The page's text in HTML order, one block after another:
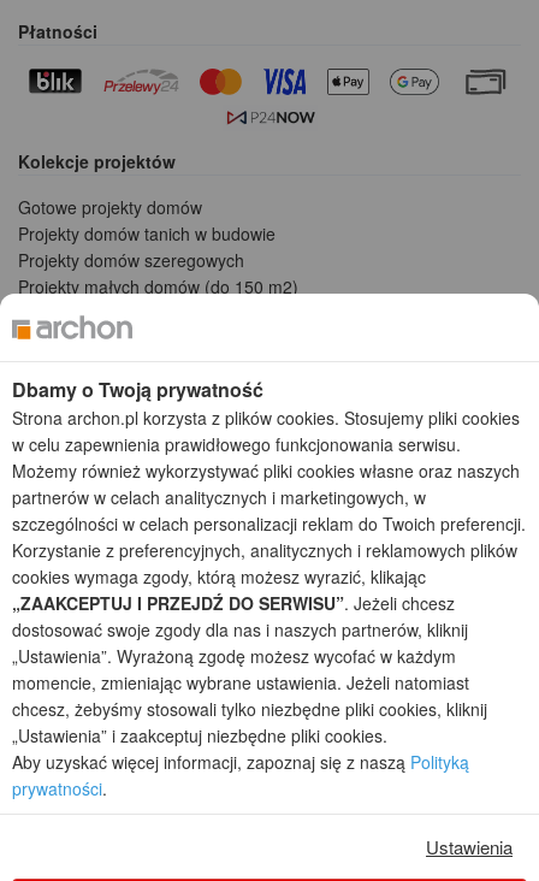
Płatności
Kolekcje projektów
Gotowe projekty domów
Projekty domów tanich w budowie
Projekty domów szeregowych
Projekty małych domów (do 150 m2)
Projekty domów wielorodzinnych
Projekty domów bliźniaczych
Projekty domów nowoczesnych
Projekty domów parterowych
2026 © ARCHON+ Biuro Projektów - Tradycyjne i nowoczesne gotowe
projekty domów - autorska pracownia architektoniczna założona w 1990r.
przez arch. Barbarę Mendel
Z uwagi na ciągłe doskonalenie procesu powstawania projektów (zgodnie z
normą ISO 9001), prezentowane na stronie projekty domów mogą
nieznacznie różnić się od dokumentacji technicznej.
Informujemy, iż w celu optymalizacji treści dostępnych w naszym sklepie,
dostosowania ich do Państwa indywidualnych potrzeb korzystamy z
informacji zapisanych za pomocą plików cookies na urządzeniach
końcowych użytkowników. Pliki cookies użytkownik może kontrolować za
pomocą ustawień swojej przeglądarki internetowej. Dalsze korzystanie z
naszego serwisu internetowego, bez zmiany ustawień przeglądarki
internetowej oznacza, iż użytkownik akceptuje stosowanie plików cookies.
Więcej informacji zawartych jest w polityce prywatności.
Polityka prywatności
Reklamacje
Jak zmienić ustawienia cookies
Dbamy o Twoją prywatność
Strona archon.pl korzysta z plików cookies. Stosujemy pliki cookies
w celu zapewnienia prawidłowego funkcjonowania serwisu.
Możemy również wykorzystywać pliki cookies własne oraz naszych
partnerów w celach analitycznych i marketingowych, w
szczególności w celach personalizacji reklam do Twoich preferencji.
Korzystanie z preferencyjnych, analitycznych i reklamowych plików
cookies wymaga zgody, którą możesz wyrazić, klikając
„ZAAKCEPTUJ I PRZEJDŹ DO SERWISU”. Jeżeli chcesz
dostosować swoje zgody dla nas i naszych partnerów, kliknij
„Ustawienia”. Wyrażoną zgodę możesz wycofać w każdym
momencie, zmieniając wybrane ustawienia. Jeżeli natomiast
chcesz, żebyśmy stosowali tylko niezbędne pliki cookies, kliknij
„Ustawienia” i zaakceptuj niezbędne pliki cookies.
Aby uzyskać więcej informacji, zapoznaj się z naszą Polityką
prywatności.
Ustawienia